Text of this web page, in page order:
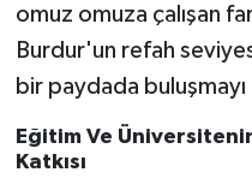
omuz omuza çalışan
Burdur'un refah
bir paydada buluşmayı
Eğitim Ve
Katkısı